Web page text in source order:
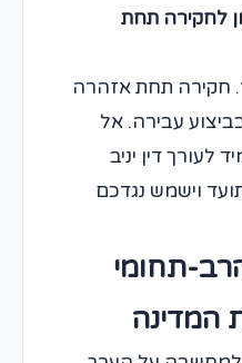
לחקירה תחת
חקירה תחת אזהרה
עבירה. אל
לעורך דין יניב
וישמש נגדכם
תחומי
המדינה